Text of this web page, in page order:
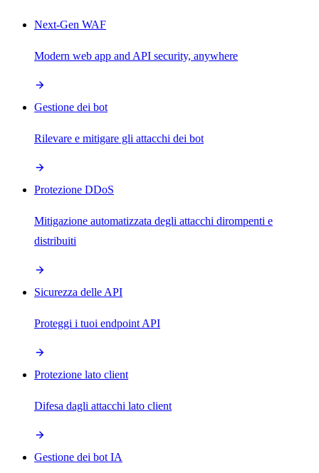
Next-Gen WAF
Modern web app and API security, anywhere
Gestione dei bot
Rilevare e mitigare gli attacchi dei bot
Protezione DDoS
Mitigazione automatizzata degli attacchi dirompenti e
distribuiti
Sicurezza delle API
Proteggi i tuoi endpoint API
Protezione lato client
Difesa dagli attacchi lato client
Gestione dei bot IA